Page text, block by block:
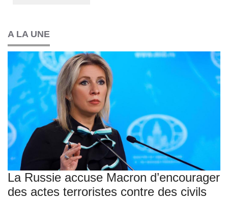
A LA UNE
La Russie accuse Macron d’encourager
des actes terroristes contre des civils